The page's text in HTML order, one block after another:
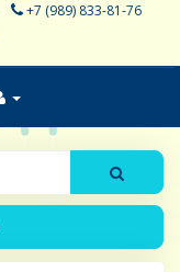
+7 (989) 833-81-76